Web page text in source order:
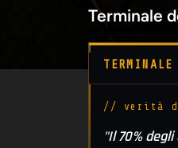
Terminale
// verità
"Il 70%